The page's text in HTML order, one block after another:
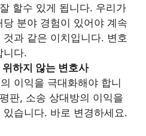
할수 있게 됩니다. 우리가
당 분야 경험이 있어야 계속
것과 같은 이치입니다. 변호
니다.
하지 않는 변호사
이익을 극대화해야 합니
판, 소송 상대방의 이익을
있습니다. 바로 변경하세요.